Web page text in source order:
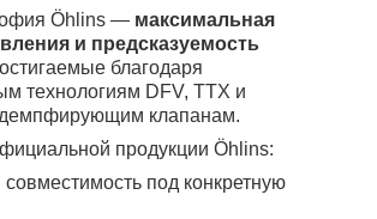
Öhlins — максимальная
и предсказуемость
благодаря
технологиям DFV, TTX и
клапанам.
продукции Öhlins:
под конкретную